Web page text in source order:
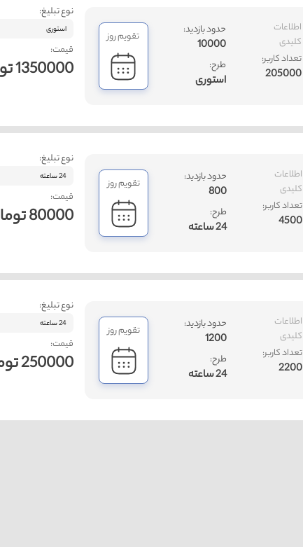
نوع تبلیغ:
استوری
قیمت:
1350000 تومان
اطلاعات
کلیدی
تعداد کاربر:
205000
حدود بازدید:
10000
طرح:
استوری
تقویم روز
نوع تبلیغ:
24 ساعته
قیمت:
80000 تومان
اطلاعات
کلیدی
تعداد کاربر:
4500
حدود بازدید:
800
طرح:
24 ساعته
تقویم روز
نوع تبلیغ:
24 ساعته
قیمت:
250000 تومان
اطلاعات
کلیدی
تعداد کاربر:
2200
حدود بازدید:
1200
طرح:
24 ساعته
تقویم روز